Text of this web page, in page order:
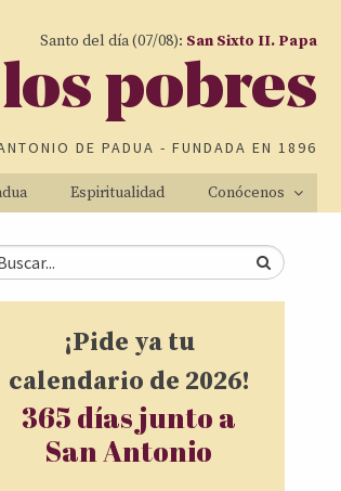
Santo del día (07/08): San Sixto II. Papa
pobres
DE PADUA - FUNDADA EN 1896
Espiritualidad Conócenos
de
búsqueda
¡Pide ya tu
calendario de 2026!
365 días junto a
San Antonio